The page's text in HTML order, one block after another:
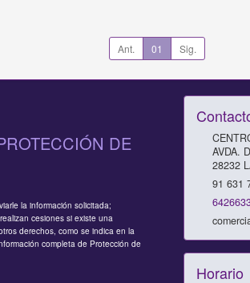
Ant. 01 Sig.
DE
la información solicitada;
cesiones si existe una
derechos, como se indica en la
completa de Protección de
AVDA.
28232
91 631
Horario